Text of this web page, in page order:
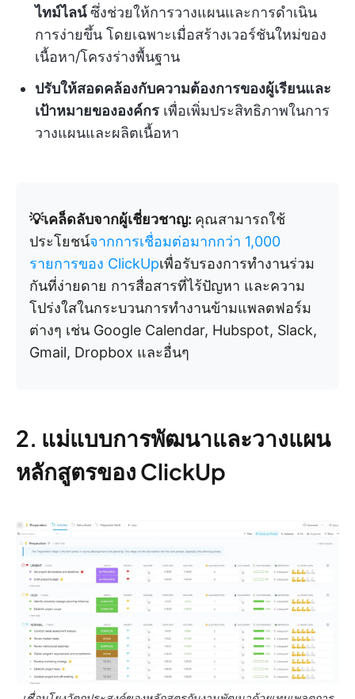
ไทม์ไลน์ซึ่งช่วยให้การวางแผนและการดำเนิน
การง่ายขึ้น โดยเฉพาะเมื่อสร้างเวอร์ชันใหม่ของ
เนื้อหา/โครงร่างพื้นฐาน
ปรับให้สอดคล้องกับความต้องการของผู้เรียนและ
เป้าหมายขององค์กร เพื่อเพิ่มประสิทธิภาพในการ
วางแผนและผลิตเนื้อหา
💡เคล็ดลับจากผู้เชี่ยวชาญ: คุณสามารถใช้
ประโยชน์จากการเชื่อมต่อมากกว่า 1,000
รายการของ ClickUpเพื่อรับรองการทำงานร่วม
กันที่ง่ายดาย การสื่อสารที่ไร้ปัญหา และความ
โปร่งใสในกระบวนการทำงานข้ามแพลตฟอร์ม
ต่างๆ เช่น Google Calendar, Hubspot, Slack,
Gmail, Dropbox และอื่นๆ
2. แม่แบบการพัฒนาและวางแผน
หลักสูตรของ ClickUp